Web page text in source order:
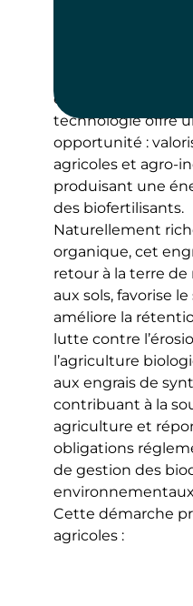
économiques et
technologie offre
opportunité :
agricoles et agro-
produisant une
des biofertilisants.
Naturellement
organique, cet
retour à la terre
aux sols, favorise
améliore la
lutte contre
l’agriculture
aux engrais de
contribuant à la
agriculture et
obligations
de gestion des
Cette démarche
agricoles :